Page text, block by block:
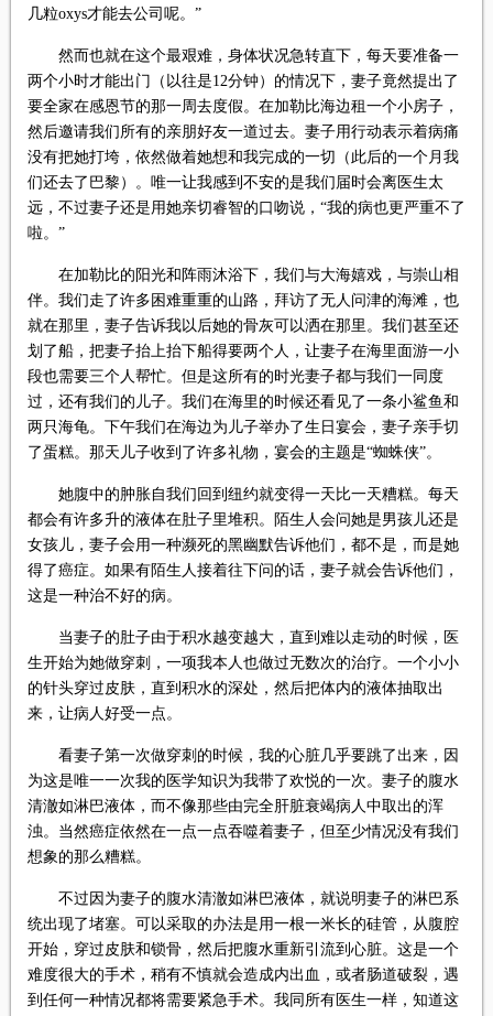
几粒oxys才能去公司呢。”
然而也就在这个最艰难，身体状况急转直下，每天要准备一
两个小时才能出门（以往是12分钟）的情况下，妻子竟然提出了
要全家在感恩节的那一周去度假。在加勒比海边租一个小房子，
然后邀请我们所有的亲朋好友一道过去。妻子用行动表示着病痛
没有把她打垮，依然做着她想和我完成的一切（此后的一个月我
们还去了巴黎）。唯一让我感到不安的是我们届时会离医生太
远，不过妻子还是用她亲切睿智的口吻说，“我的病也更严重不了
啦。”
在加勒比的阳光和阵雨沐浴下，我们与大海嬉戏，与崇山相
伴。我们走了许多困难重重的山路，拜访了无人问津的海滩，也
就在那里，妻子告诉我以后她的骨灰可以洒在那里。我们甚至还
划了船，把妻子抬上抬下船得要两个人，让妻子在海里面游一小
段也需要三个人帮忙。但是这所有的时光妻子都与我们一同度
过，还有我们的儿子。我们在海里的时候还看见了一条小鲨鱼和
两只海龟。下午我们在海边为儿子举办了生日宴会，妻子亲手切
了蛋糕。那天儿子收到了许多礼物，宴会的主题是“蜘蛛侠”。
她腹中的肿胀自我们回到纽约就变得一天比一天糟糕。每天
都会有许多升的液体在肚子里堆积。陌生人会问她是男孩儿还是
女孩儿，妻子会用一种濒死的黑幽默告诉他们，都不是，而是她
得了癌症。如果有陌生人接着往下问的话，妻子就会告诉他们，
这是一种治不好的病。
当妻子的肚子由于积水越变越大，直到难以走动的时候，医
生开始为她做穿刺，一项我本人也做过无数次的治疗。一个小小
的针头穿过皮肤，直到积水的深处，然后把体内的液体抽取出
来，让病人好受一点。
看妻子第一次做穿刺的时候，我的心脏几乎要跳了出来，因
为这是唯一一次我的医学知识为我带了欢悦的一次。妻子的腹水
清澈如淋巴液体，而不像那些由完全肝脏衰竭病人中取出的浑
浊。当然癌症依然在一点一点吞噬着妻子，但至少情况没有我们
想象的那么糟糕。
不过因为妻子的腹水清澈如淋巴液体，就说明妻子的淋巴系
统出现了堵塞。可以采取的办法是用一根一米长的硅管，从腹腔
开始，穿过皮肤和锁骨，然后把腹水重新引流到心脏。这是一个
难度很大的手术，稍有不慎就会造成内出血，或者肠道破裂，遇
到任何一种情况都将需要紧急手术。我同所有医生一样，知道这